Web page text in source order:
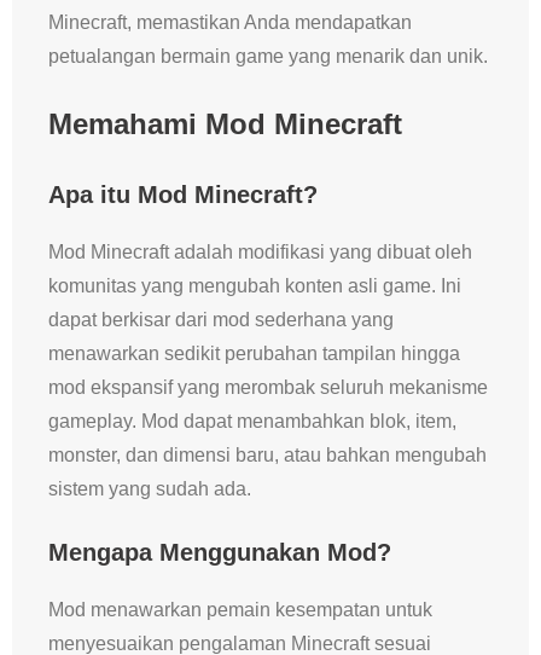
Minecraft, memastikan Anda mendapatkan
petualangan bermain game yang menarik dan unik.
Memahami Mod Minecraft
Apa itu Mod Minecraft?
Mod Minecraft adalah modifikasi yang dibuat oleh
komunitas yang mengubah konten asli game. Ini
dapat berkisar dari mod sederhana yang
menawarkan sedikit perubahan tampilan hingga
mod ekspansif yang merombak seluruh mekanisme
gameplay. Mod dapat menambahkan blok, item,
monster, dan dimensi baru, atau bahkan mengubah
sistem yang sudah ada.
Mengapa Menggunakan Mod?
Mod menawarkan pemain kesempatan untuk
menyesuaikan pengalaman Minecraft sesuai